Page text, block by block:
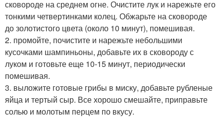
сковороде на среднем огне. Очистите лук и нарежьте его
тонкими четвертинками колец. Обжарьте на сковороде
до золотистого цвета (около 10 минут), помешивая.
2. промойте, почистите и нарежьте небольшими
кусочками шампиньоны, добавьте их в сковороду с
луком и готовьте еще 10-15 минут, периодически
помешивая.
3. выложите готовые грибы в миску, добавьте рубленые
яйца и тертый сыр. Все хорошо смешайте, приправьте
солью и молотым перцем по вкусу.